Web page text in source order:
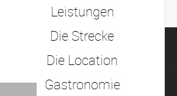
Leistungen
Die Strecke
Die Location
Gastronomie